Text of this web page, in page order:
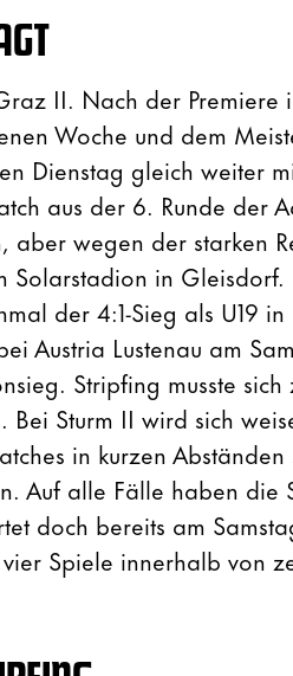
II. Nach der Premiere
Woche und dem
Dienstag gleich weiter
aus der 6. Runde der
aber wegen der starken
Solarstadion in
der 4:1-Sieg als U19
Austria Lustenau am
Stripfing musste
Sturm II wird sich
in kurzen
Auf alle Fälle haben
doch bereits am
Spiele innerhalb von